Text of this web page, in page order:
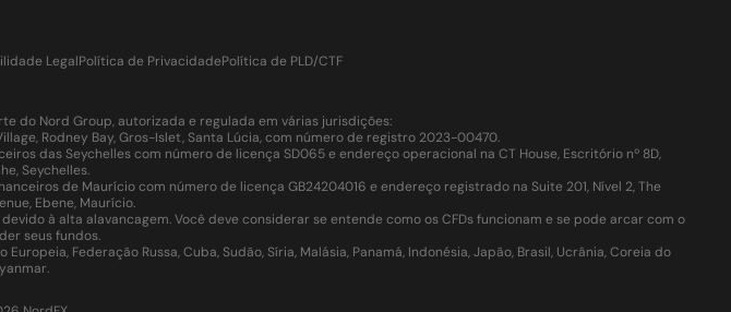
LegalPolítica de PrivacidadePolítica de PLD/CTF
do Nord Group, autorizada e regulada em várias jurisdições:
Rodney Bay, Gros-Islet, Santa Lúcia, com número de registro 2023-00470.
das Seychelles com número de licença SD065 e endereço operacional na CT House, Escritório nº 8D,
Seychelles.
de Maurício com número de licença GB24204016 e endereço registrado na Suite 201, Nível 2, The
Ebene, Maurício.
à alta alavancagem. Você deve considerar se entende como os CFDs funcionam e se pode arcar com o
seus fundos.
Federação Russa, Cuba, Sudão, Síria, Malásia, Panamá, Indonésia, Japão, Brasil, Ucrânia, Coreia do